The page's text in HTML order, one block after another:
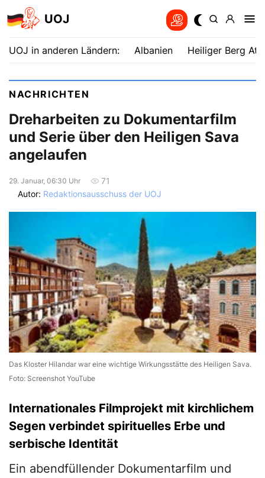
UOJ
UOJ in anderen Ländern: Albanien Heiliger Berg
NACHRICHTEN
Dreharbeiten zu Dokumentarfilm
und Serie über den Heiligen Sava
angelaufen
29. Januar, 06:30 Uhr
71
Autor: Redaktionsausschuss der UOJ
Das Kloster Hilandar war eine wichtige Wirkungsstätte des Heiligen Sava.
Foto: Screenshot YouTube
Internationales Filmprojekt mit kirchlichem
Segen verbindet spirituelles Erbe und
serbische Identität
Ein abendfüllender Dokumentarfilm und